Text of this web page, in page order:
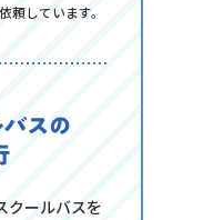
頼しています。
クールバスを